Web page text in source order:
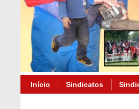
Início Sindicatos